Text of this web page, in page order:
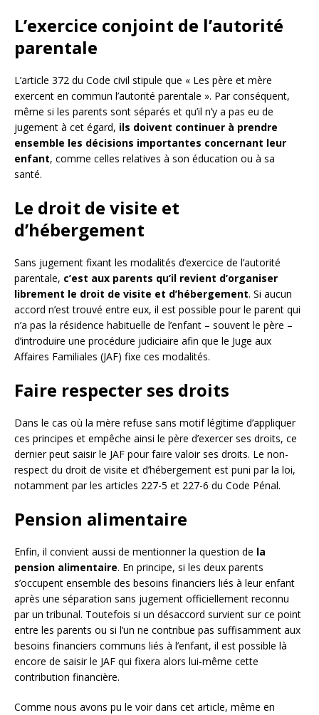
L’exercice conjoint de l’autorité
parentale
L’article 372 du Code civil stipule que « Les père et mère
exercent en commun l’autorité parentale ». Par conséquent,
même si les parents sont séparés et qu’il n’y a pas eu de
jugement à cet égard, ils doivent continuer à prendre
ensemble les décisions importantes concernant leur
enfant, comme celles relatives à son éducation ou à sa
santé.
Le droit de visite et
d’hébergement
Sans jugement fixant les modalités d’exercice de l’autorité
parentale, c’est aux parents qu’il revient d’organiser
librement le droit de visite et d’hébergement. Si aucun
accord n’est trouvé entre eux, il est possible pour le parent qui
n’a pas la résidence habituelle de l’enfant – souvent le père –
d’introduire une procédure judiciaire afin que le Juge aux
Affaires Familiales (JAF) fixe ces modalités.
Faire respecter ses droits
Dans le cas où la mère refuse sans motif légitime d’appliquer
ces principes et empêche ainsi le père d’exercer ses droits, ce
dernier peut saisir le JAF pour faire valoir ses droits. Le non-
respect du droit de visite et d’hébergement est puni par la loi,
notamment par les articles 227-5 et 227-6 du Code Pénal.
Pension alimentaire
Enfin, il convient aussi de mentionner la question de la
pension alimentaire. En principe, si les deux parents
s’occupent ensemble des besoins financiers liés à leur enfant
après une séparation sans jugement officiellement reconnu
par un tribunal. Toutefois si un désaccord survient sur ce point
entre les parents ou si l’un ne contribue pas suffisamment aux
besoins financiers communs liés à l’enfant, il est possible là
encore de saisir le JAF qui fixera alors lui-même cette
contribution financière.
Comme nous avons pu le voir dans cet article, même en